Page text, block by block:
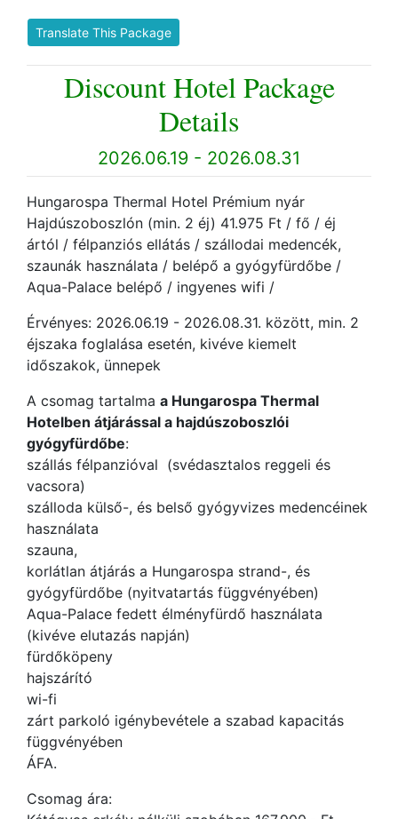
Translate This Package
Discount Hotel Package
Details
2026.06.19 - 2026.08.31
Hungarospa Thermal Hotel Prémium nyár
Hajdúszoboszlón (min. 2 éj) 41.975 Ft / fő / éj
ártól / félpanziós ellátás / szállodai medencék,
szaunák használata / belépő a gyógyfürdőbe /
Aqua-Palace belépő / ingyenes wifi /
Érvényes: 2026.06.19 - 2026.08.31. között, min. 2
éjszaka foglalása esetén, kivéve kiemelt
időszakok, ünnepek
A csomag tartalma a Hungarospa Thermal
Hotelben átjárással a hajdúszoboszlói
gyógyfürdőbe:
szállás félpanzióval (svédasztalos reggeli és
vacsora)
szálloda külső-, és belső gyógyvizes medencéinek
használata
szauna,
korlátlan átjárás a Hungarospa strand-, és
gyógyfürdőbe (nyitvatartás függvényében)
Aqua-Palace fedett élményfürdő használata
(kivéve elutazás napján)
fürdőköpeny
hajszárító
wi-fi
zárt parkoló igénybevétele a szabad kapacitás
függvényében
ÁFA.
Csomag ára: